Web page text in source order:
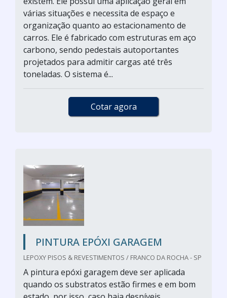
várias situações e necessita de espaço e
organização quanto ao estacionamento de
carros. Ele é fabricado com estruturas em aço
carbono, sendo pedestais autoportantes
projetados para admitir cargas até três
toneladas. O sistema é...
Cotar agora
PINTURA EPÓXI GARAGEM
LEPOXY PISOS & REVESTIMENTOS / FRANCO DA ROCHA - SP
A pintura epóxi garagem deve ser aplicada
quando os substratos estão firmes e em bom